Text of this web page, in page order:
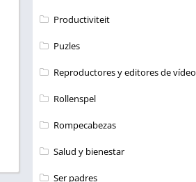
Productiviteit
Puzles
Reproductores y editores de vídeo
Rollenspel
Rompecabezas
Salud y bienestar
Ser padres